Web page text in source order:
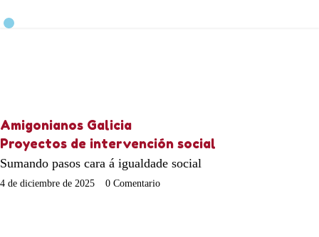
Amigonianos Galicia
Proyectos de intervención social
Sumando pasos cara á igualdade social
4 de diciembre de 2025 0 Comentario